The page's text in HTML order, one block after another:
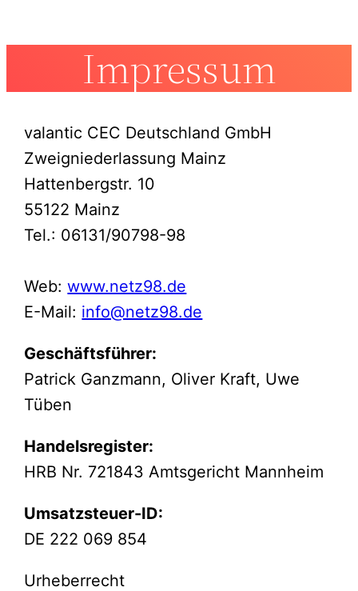
Impressum
valantic CEC Deutschland GmbH
Zweigniederlassung Mainz
Hattenbergstr. 10
55122 Mainz
Tel.: 06131/90798-98
Web:www.netz98.de
E-Mail: info@netz98.de
Geschäftsführer:
Patrick Ganzmann, Oliver Kraft, Uwe
Tüben
Handelsregister:
HRB Nr. 721843 Amtsgericht Mannheim
Umsatzsteuer-ID:
DE 222 069 854
Urheberrecht